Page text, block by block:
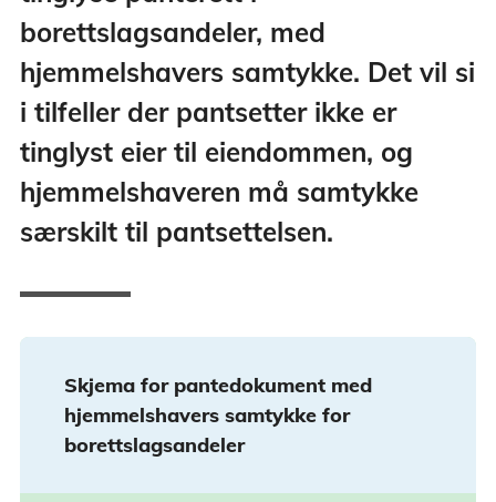
borettslagsandeler, med
hjemmelshavers samtykke. Det vil si
i tilfeller der pantsetter ikke er
tinglyst eier til eiendommen, og
hjemmelshaveren må samtykke
særskilt til pantsettelsen.
Skjema for pantedokument med
hjemmelshavers samtykke for
borettslagsandeler